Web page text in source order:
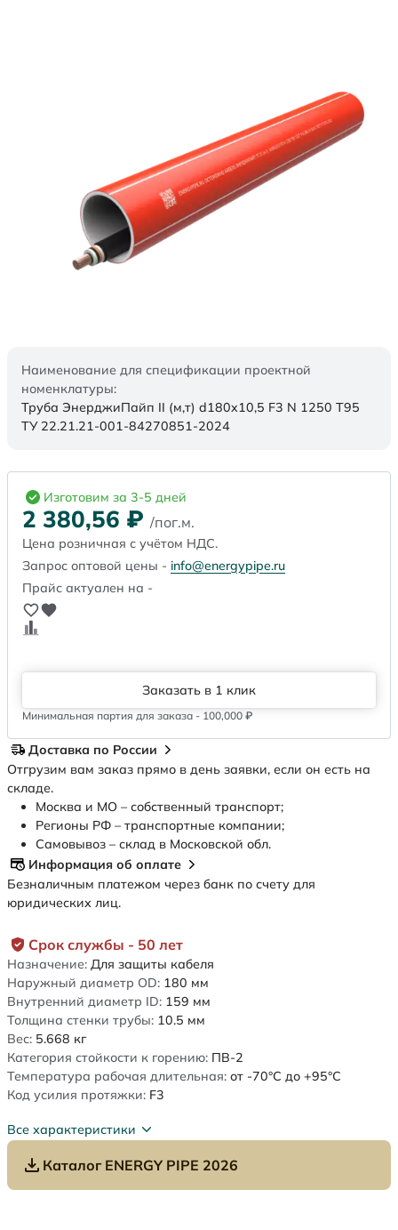
Наименование для спецификации проектной
номенклатуры:
Труба ЭнерджиПайп II (м,т) d180x10,5 F3 N 1250 Т95
ТУ 22.21.21-001-84270851-2024
Срок службы - 50 лет
Назначение: Для защиты кабеля
Наружный диаметр OD: 180 мм
Внутренний диаметр ID: 159 мм
Толщина стенки трубы: 10.5 мм
Вес: 5.668 кг
Категория стойкости к горению: ПВ-2
Температура рабочая длительная: от -70°C до +95°C
Код усилия протяжки: F3
Все характеристики
Каталог ENERGY PIPE 2026
Изготовим за 3-5 дней
2 380,56 ₽ /пог.м.
Цена розничная с учётом НДС.
Запрос оптовой цены - info@energypipe.ru
Прайс актуален на -
Заказать в 1 клик
Минимальная партия для заказа - 100,000 ₽
Доставка по России
Отгрузим вам заказ прямо в день заявки, если он есть на
складе.
Москва и МО – собственный транспорт;
Регионы РФ – транспортные компании;
Самовывоз – склад в Московской обл.
Информация об оплате
Безналичным платежом через банк по счету для
юридических лиц.